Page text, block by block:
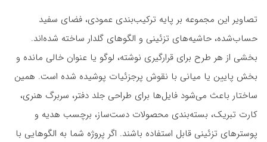
تصاویر این مجموعه بر پایه ترکیب‌بندی عمودی، فضای سفید
حساب‌شده، حاشیه‌های تزئینی و الگوهای گلدار ساخته شده‌اند.
بخشی از هر طرح برای قرارگیری نوشته، لوگو یا عنوان خالی مانده و
بخش پایین یا میانی با نقوش پرجزئیات پوشیده شده است. همین
ساختار باعث می‌شود فایل‌ها برای طراحی جلد دفتر، سربرگ هنری،
کارت تبریک، بسته‌بندی محصولات دست‌ساز، برچسب هدیه و
پوسترهای تزئینی قابل استفاده باشند. اگر پروژه شما به الگوهایی با